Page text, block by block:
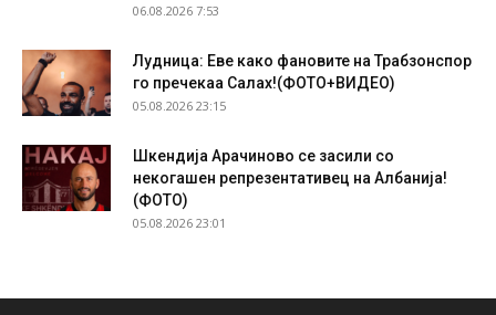
06.08.2026 7:53
Лудница: Еве како фановите на Трабзонспор
го пречекаа Салах!(ФОТО+ВИДЕО)
05.08.2026 23:15
Шкендија Арачиново се засили со
некогашен репрезентативец на Албанија!
(ФОТО)
05.08.2026 23:01